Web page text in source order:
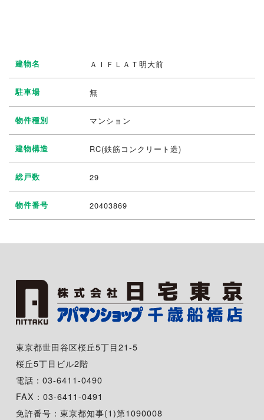
建物名 ＡＩＦＬＡＴ明大前
駐車場 無
物件種別 マンション
建物構造 RC(鉄筋コンクリート造)
総戸数 29
物件番号 20403869
東京都世田谷区桜丘5丁目21-5
桜丘5丁目ビル2階
電話：03-6411-0490
FAX：03-6411-0491
免許番号：東京都知事(1)第1090008